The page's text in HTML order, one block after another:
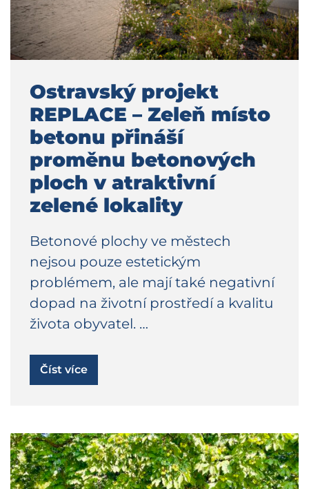
Ostravský projekt
REPLACE – Zeleň místo
betonu přináší
proměnu betonových
ploch v atraktivní
zelené lokality
Betonové plochy ve městech
nejsou pouze estetickým
problémem, ale mají také negativní
dopad na životní prostředí a kvalitu
života obyvatel. …
Číst více